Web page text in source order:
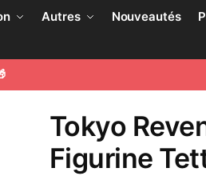
Autres Nouveautés
Tokyo
Figurine